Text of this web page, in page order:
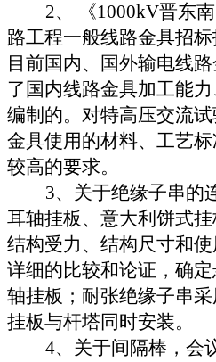
2、 《1000kV晋东
路工程一般线路金具招
目前国内、国外输电线
了国内线路金具加工能
编制的。对特高压交流
金具使用的材料、工艺
较高的要求。
3、关于绝缘子串的
耳轴挂板、意大利饼式
结构受力、结构尺寸和
详细的比较和论证，确
轴挂板；耐张绝缘子串采
挂板与杆塔同时安装。
4、关于间隔棒，会